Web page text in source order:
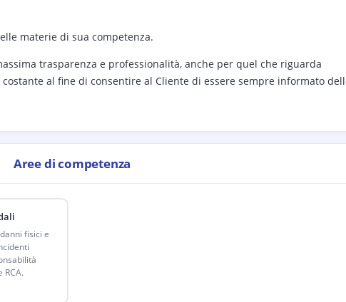
materie di sua competenza.
trasparenza e professionalità, anche per quel che riguarda
al fine di consentire al Cliente di essere sempre informato
Aree di competenza
fisici e
RCA.